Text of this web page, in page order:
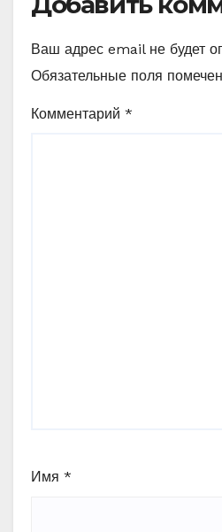
Ваш адрес email не будет
Обязательные поля
Комментарий *
Имя *